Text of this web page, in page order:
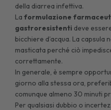
della diarrea infettiva.
Laformulazione
gastroresistenti deve
bicchiere d’acqua. La
masticata perché ciò
correttamente.
In generale, è sempre
giorno alla stessa ora,
comunque almeno 30 minuti
Per qualsiasi dubbio o